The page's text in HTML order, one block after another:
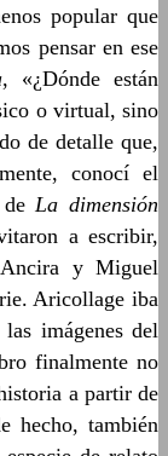
popular que
pensar en ese
, «¿Dónde están
o virtual, sino
de detalle que,
conocí el
deLa dimensión
a escribir,
y Miguel
Aricollage iba
imágenes del
finalmente no
a partir de
hecho, también